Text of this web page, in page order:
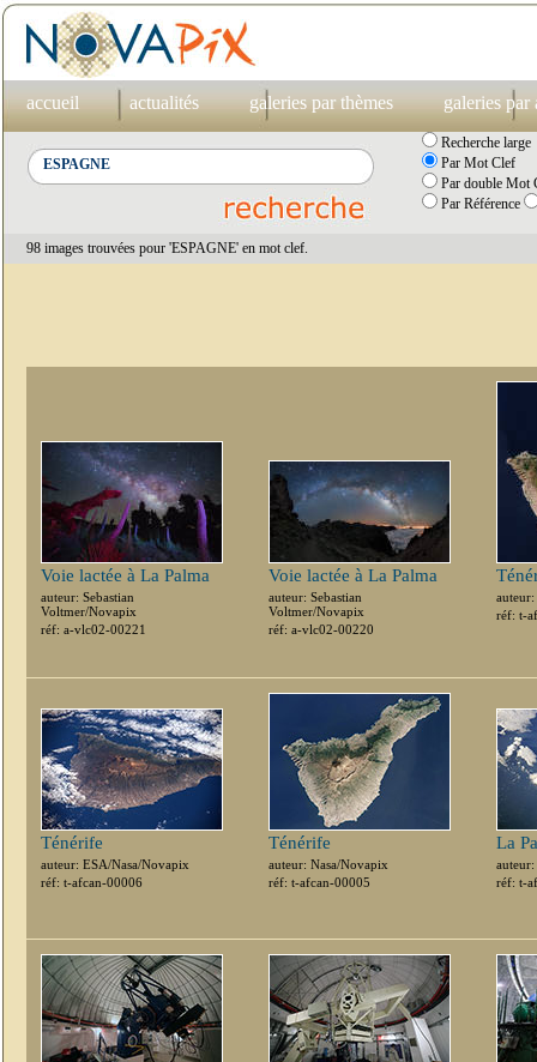
accueil actualités galeries par thèmes galeries par
Recherche large
Par Mot Clef
Par double Mot
Par Référence
98 images trouvées pour 'ESPAGNE' en mot clef.
Voie lactée à La Palma
auteur: Sebastian
Voltmer/Novapix
réf: a-vlc02-00221
Voie lactée à La Palma
auteur: Sebastian
Voltmer/Novapix
réf: a-vlc02-00220
réf: t-
Ténérife
auteur: ESA/Nasa/Novapix
réf: t-afcan-00006
Ténérife
auteur: Nasa/Novapix
réf: t-afcan-00005
La
réf: t-